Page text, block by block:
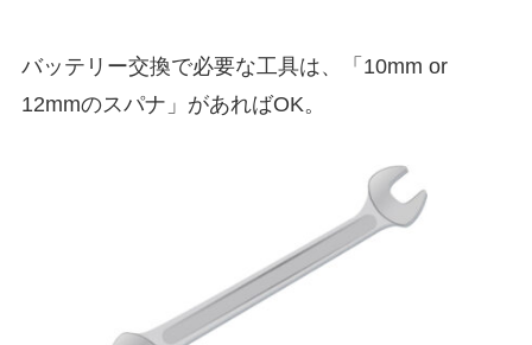
バッテリー交換で必要な工具は、「10mm or
12mmのスパナ」があればOK。